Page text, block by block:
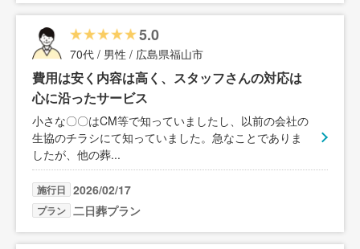
5.0
70代 / 男性 / 広島県福山市
費用は安く内容は高く、スタッフさんの対応は
心に沿ったサービス
小さな〇〇はCM等で知っていましたし、以前の会社の
生協のチラシにて知っていました。急なことでありま
したが、他の葬...
施行日 2026/02/17
プラン 二日葬プラン